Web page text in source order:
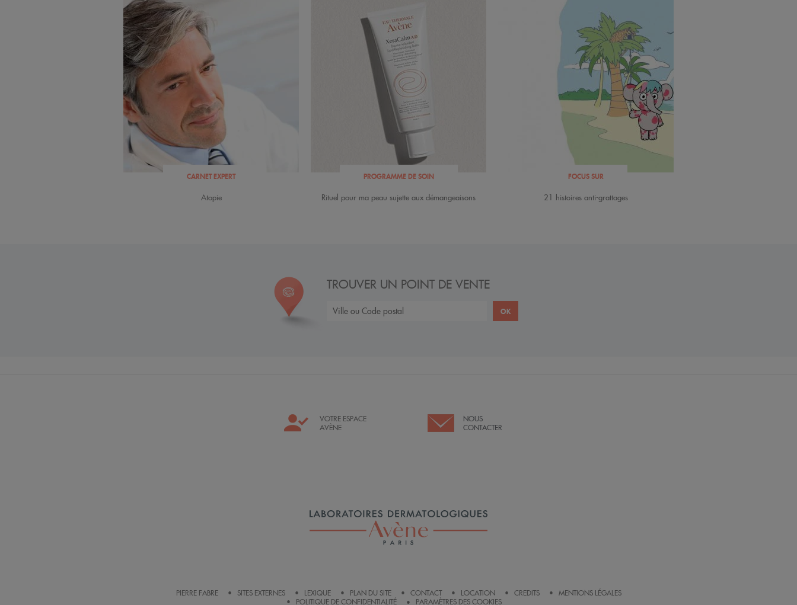
CARNET EXPERT
Atopie
PROGRAMME DE SOIN
Rituel pour ma peau sujette aux démangeaisons
FOCUS SUR
21 histoires anti-grattages
TROUVER UN POINT DE VENTE
VOTRE ESPACE
AVÈNE
NOUS
CONTACTER
PIERRE FABRE SITES EXTERNES LEXIQUE PLAN DU SITE CONTACT LOCATION CREDITS
MENTIONS LÉGALES
POLITIQUE DE CONFIDENTIALITÉ
PARAMÈTRES DES COOKIES